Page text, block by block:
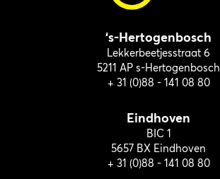
‘s-Hertogenbosch
Lekkerbeetjesstraat 6
5211 AP s-Hertogenbosch
+ 31 (0)88 - 141 08 80
Eindhoven
BIC 1
5657 BX Eindhoven
+ 31 (0)88 - 141 08 80